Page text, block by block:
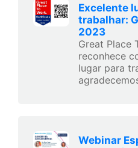
Excelente
trabalhar:
2023
Great Place
reconhece
lugar para
Webinar